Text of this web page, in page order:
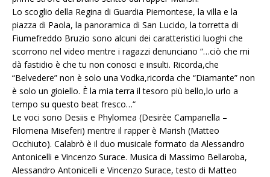
Lo scoglio della Regina di Guardia Piemontese, la villa e la
piazza di Paola, la panoramica di San Lucido, la torretta di
Fiumefreddo Bruzio sono alcuni dei caratteristici luoghi che
scorrono nel video mentre i ragazzi denunciano “…ciò che mi
dà fastidio è che tu non conosci e insulti. Ricorda,che
“Belvedere” non è solo una Vodka,ricorda che “Diamante” non
è solo un gioiello. È la mia terra il tesoro più bello,lo urlo a
tempo su questo beat fresco…“
Le voci sono Desiis e Phylomea (Desirèe Campanella –
Filomena Miseferi) mentre il rapper è Marish (Matteo
Occhiuto). Calabrò è il duo musicale formato da Alessandro
Antonicelli e Vincenzo Surace. Musica di Massimo Bellaroba,
Alessandro Antonicelli e Vincenzo Surace, testo di Matteo